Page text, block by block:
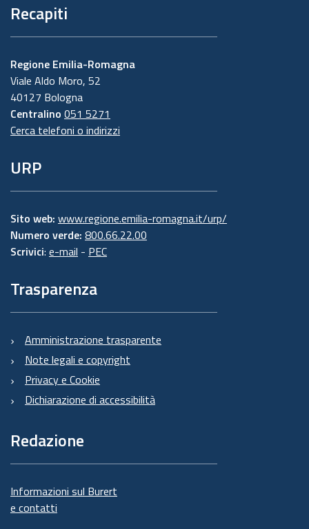
Recapiti
Regione Emilia-Romagna
Viale Aldo Moro, 52
40127 Bologna
Centralino 051 5271
Cerca telefoni o indirizzi
URP
Sito web: www.regione.emilia-romagna.it/urp/
Numero verde: 800.66.22.00
Scrivici: e-mail - PEC
Trasparenza
Amministrazione trasparente
Note legali e copyright
Privacy e Cookie
Dichiarazione di accessibilità
Redazione
Informazioni sul Burert
e contatti